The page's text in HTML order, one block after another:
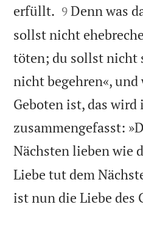
erfüllt. 

9 Denn was
sollst nicht
töten; du sollst nicht
nicht begehren«, und
Geboten ist, das
zusammengefasst:
Nächsten lieben wie
Liebe tut dem
ist nun die Liebe des